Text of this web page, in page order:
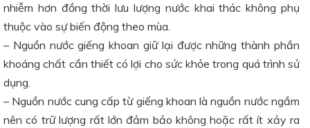
nhiễm hơn đồng thời lưu lượng nước khai thác không phụ
thuộc vào sự biến động theo mùa.
– Nguồn nước giếng khoan giữ lại được những thành phần
khoáng chất cần thiết có lợi cho sức khỏe trong quá trình sử
dụng.
– Nguồn nước cung cấp từ giếng khoan là nguồn nước ngầm
nên có trữ lượng rất lớn đảm bảo không hoặc rất ít xảy ra